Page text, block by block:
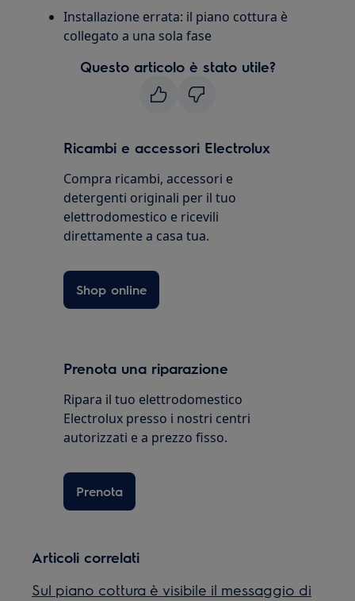
Installazione errata: il piano cottura è
collegato a una sola fase
Questo articolo è stato utile?
Ricambi e accessori Electrolux
Compra ricambi, accessori e
detergenti originali per il tuo
elettrodomestico e ricevili
direttamente a casa tua.
Shop online
Prenota una riparazione
Ripara il tuo elettrodomestico
Electrolux presso i nostri centri
autorizzati e a prezzo fisso.
Prenota
Articoli correlati
Sul piano cottura è visibile il messaggio di